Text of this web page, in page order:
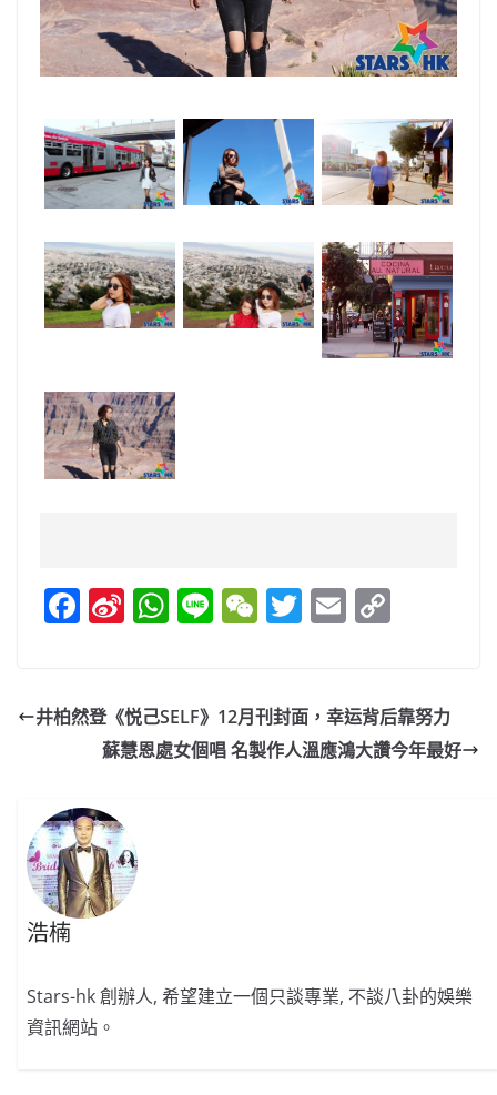
F
a
e
o
k
Si
n
W
ei
o
W
h
s
A
Li
n
W
e
h
at
T
w
er
E
m
l y
Li
井柏然登《悦己SELF》12月刊封面，幸运背后靠努力
蘇慧恩處女個唱 名製作人溫應鴻大讚今年最好
浩楠
Stars-hk 創辦人, 希望建立一個只談專業, 不談八卦的娛樂
資訊網站。